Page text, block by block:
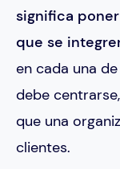
significa
que se
en cada una
debe
que una
clientes.